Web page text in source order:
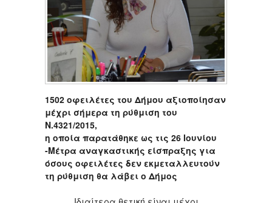
1502 οφειλέτες του Δήμου αξιοποίησαν
μέχρι σήμερα τη ρύθμιση του
Ν.4321/2015,
η οποία παρατάθηκε ως τις 26 Ιουνίου
-Μέτρα αναγκαστικής είσπραξης για
όσους οφειλέτες δεν εκμεταλλευτούν
τη ρύθμιση θα λάβει ο Δήμος